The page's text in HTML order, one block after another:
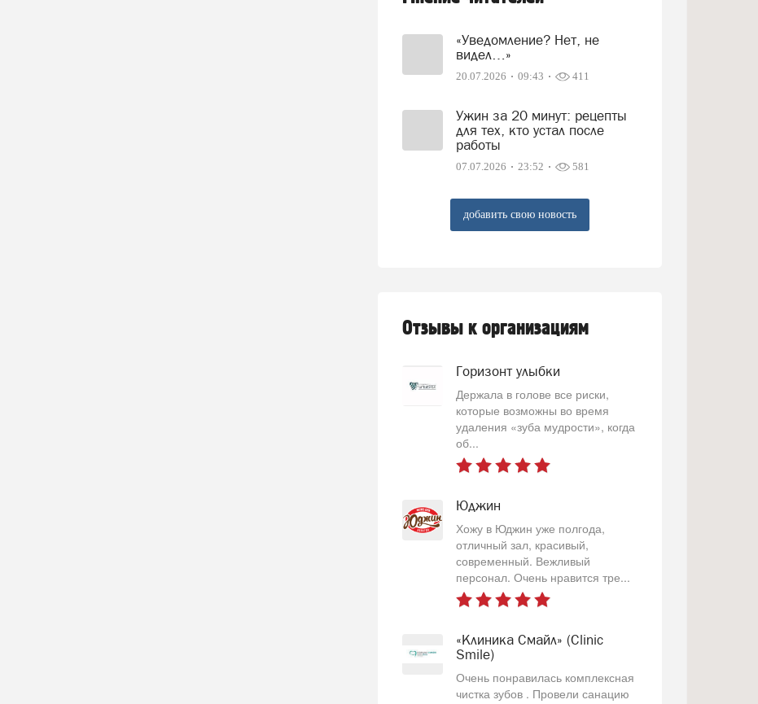
«Уведомление? Нет, не
видел…»
20.07.2026 09:43 411
Ужин за 20 минут: рецепты
для тех, кто устал после
работы
07.07.2026 23:52 581
добавить свою новость
Отзывы к организациям
Горизонт улыбки
Держала в голове все риски,
которые возможны во время
удаления «зуба мудрости», когда
об...
Юджин
Хожу в Юджин уже полгода,
отличный зал, красивый,
современный. Вежливый
персонал. Очень нравится тре...
«Клиника Смайл» (Clinic
Smile)
Очень понравилась комплексная
чистка зубов . Провели санацию